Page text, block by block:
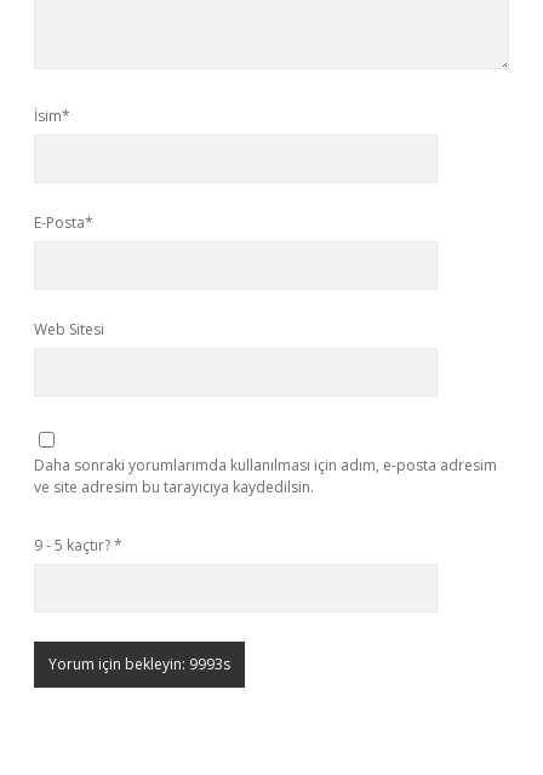
İsim*
E-Posta*
Web Sitesi
Daha sonraki yorumlarımda kullanılması için adım, e-posta adresim
ve site adresim bu tarayıcıya kaydedilsin.
9 - 5 kaçtır?*